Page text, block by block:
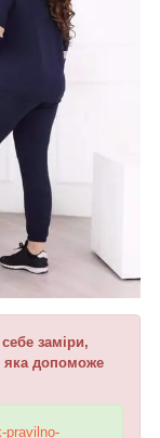
заміри,
яка допоможе
pravilno-